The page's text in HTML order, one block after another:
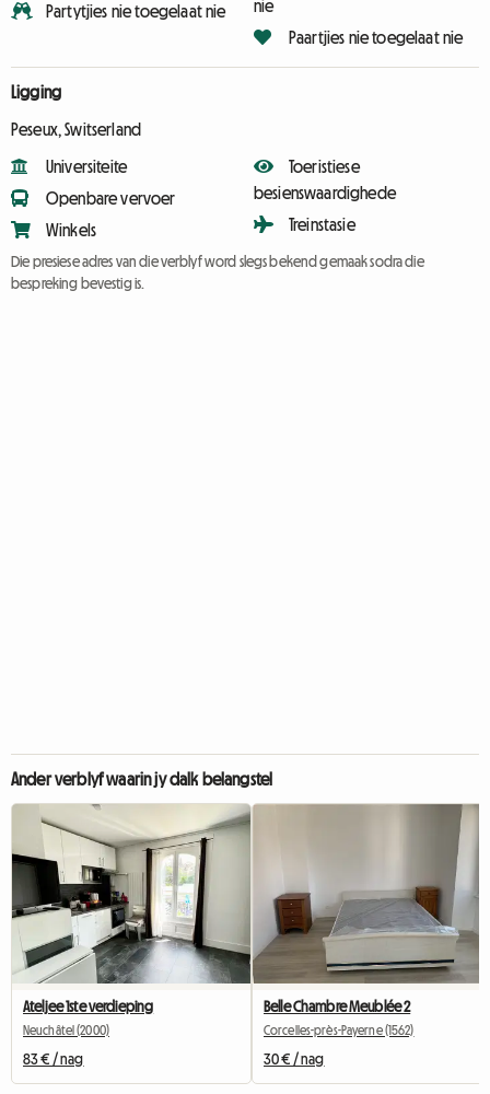
Partytjies nie toegelaat nie
nie
Paartjies nie toegelaat nie
Ligging
Peseux, Switserland
Universiteite
Openbare vervoer
Winkels
Toeristiese
besienswaardighede
Treinstasie
Die presiese adres van die verblyf word slegs bekend gemaak sodra die
bespreking bevestig is.
Ander verblyf waarin jy dalk belangstel
Ateljee 1ste verdieping
Neuchâtel (2000)
83 € / nag
Belle Chambre Meublée 2
Corcelles-près-Payerne (1562)
30 € / nag